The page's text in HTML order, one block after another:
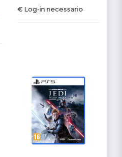
€ Log-in necessario